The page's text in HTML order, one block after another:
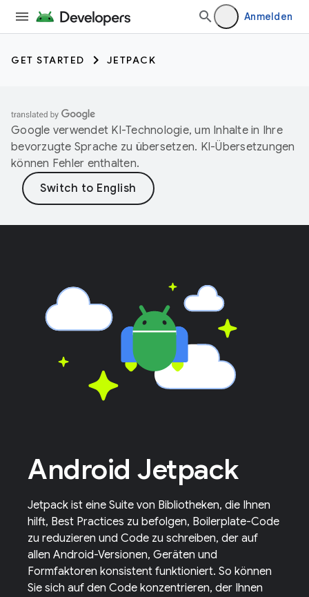
Anmelden
GET STARTED JETPACK
Google verwendet KI-Technologie, um Inhalte in Ihre
bevorzugte Sprache zu übersetzen. KI-Übersetzungen
können Fehler enthalten.
Android Jetpack
Jetpack ist eine Suite von Bibliotheken, die Ihnen
hilft, Best Practices zu befolgen, Boilerplate-Code
zu reduzieren und Code zu schreiben, der auf
allen Android-Versionen, Geräten und
Formfaktoren konsistent funktioniert. So können
Sie sich auf den Code konzentrieren, der Ihnen